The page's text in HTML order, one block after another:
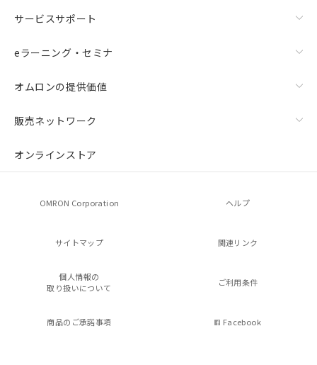
サービスサポート
eラーニング・セミナ
オムロンの提供価値
販売ネットワーク
オンラインストア
OMRON Corporation ヘルプ
サイトマップ 関連リンク
個人情報の
取り扱いについて
ご利用条件
商品のご承諾事項 Facebook